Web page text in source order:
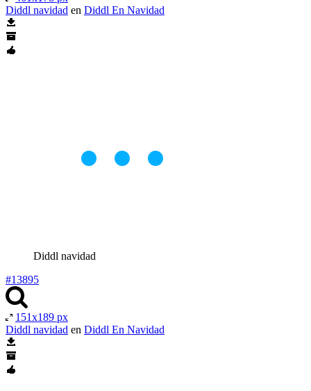
Diddl navidad en Diddl En Navidad
Diddl navidad
#13895
151x189 px
Diddl navidad en Diddl En Navidad